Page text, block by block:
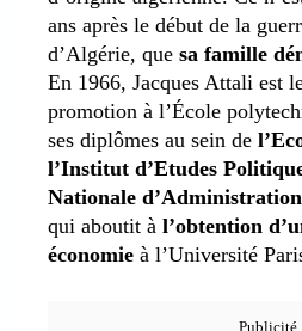
ans après le début de la
d’Algérie, que sa famille
En 1966, Jacques Attali est
promotion à l’École
ses diplômes au sein de
l’Institut d’Etudes
Nationale d’Administration
qui aboutit à l’obtention
économie à l’Université